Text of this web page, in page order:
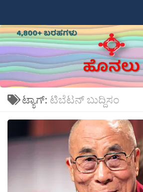
ಟ್ಯಾಗ್: ಟಿಬೆಟನ್ ಬುದ್ದಿಸಂ